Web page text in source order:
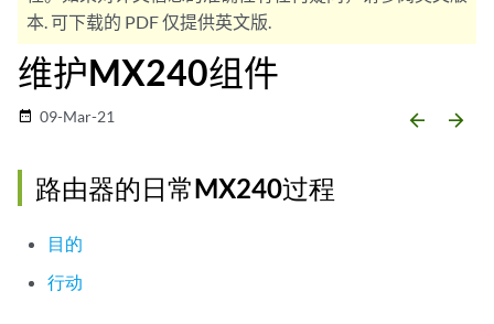
本. 可下载的 PDF 仅提供英文版.
维护MX240组件
date_range 09-Mar-21 arrow_backward arrow_forward
路由器的日常MX240过程
目的
行动